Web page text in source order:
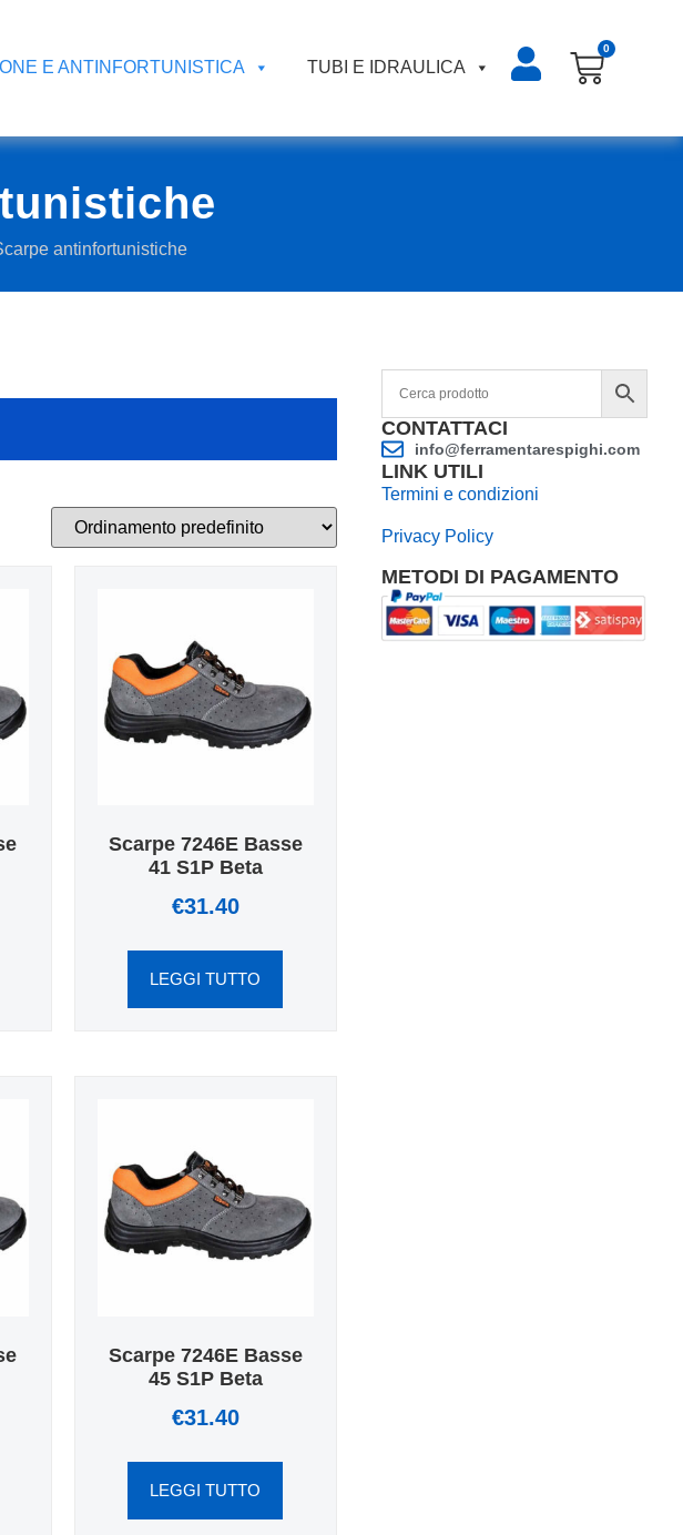
E ANTINFORTUNISTICA TUBI E IDRAULICA
0
antinfortunistiche
Scarpe 7246E Basse
41 S1P Beta
€31.40
LEGGI TUTTO
Scarpe 7246E Basse
45 S1P Beta
€31.40
LEGGI TUTTO
CONTATTACI
info@ferramentarespighi.com
LINK UTILI
Termini e condizioni
Privacy Policy
METODI DI PAGAMENTO